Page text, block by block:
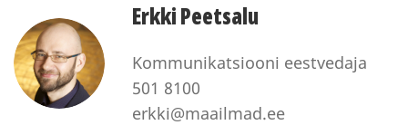
Erkki Peetsalu
Kommunikatsiooni eestvedaja
501 8100
erkki@maailmad.ee